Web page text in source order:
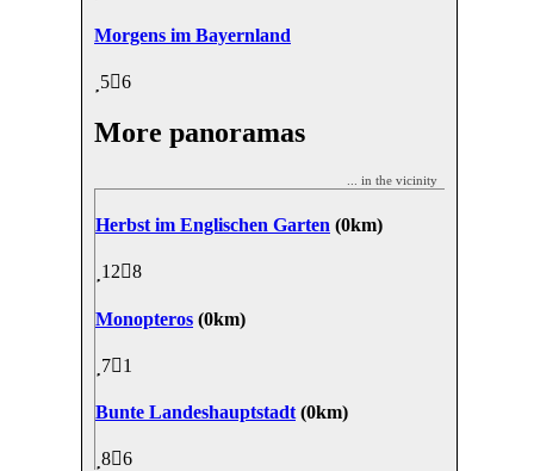
Morgens im Bayernland
5 6
More panoramas
... in the vicinity
Herbst im Englischen Garten (0km)
12 8
Monopteros (0km)
7 1
Bunte Landeshauptstadt (0km)
8 6